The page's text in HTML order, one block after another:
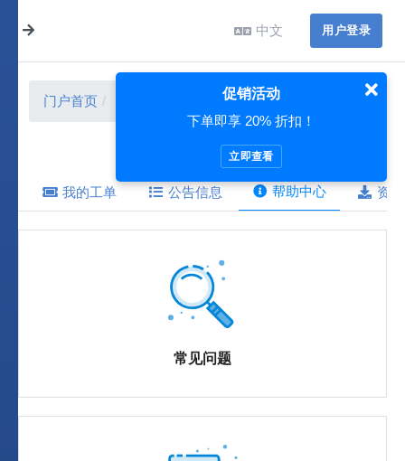
中文 用户登录
门户首页
我的工单 公告信息 帮助中心 资
常见问题
促销活动
下单即享 20% 折扣！
立即查看